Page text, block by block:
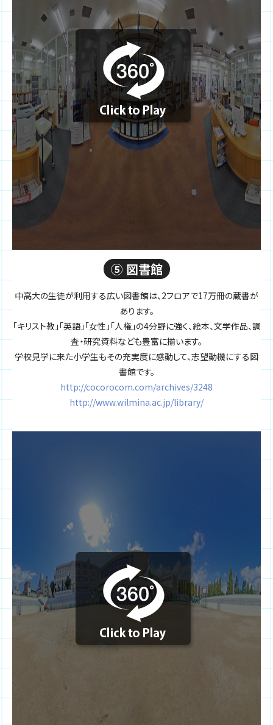
⑤ 図書館
中高大の生徒が利用する広い図書館は、2フロアで17万冊の蔵書が
あります。
「キリスト教」「英語」「女性」「人権」の4分野に強く、絵本、文学作品、調
査・研究資料なども豊富に揃います。
学校見学に来た小学生もその充実度に感動して、志望動機にする図
書館です。
http://cocorocom.com/archives/3248
http://www.wilmina.ac.jp/library/